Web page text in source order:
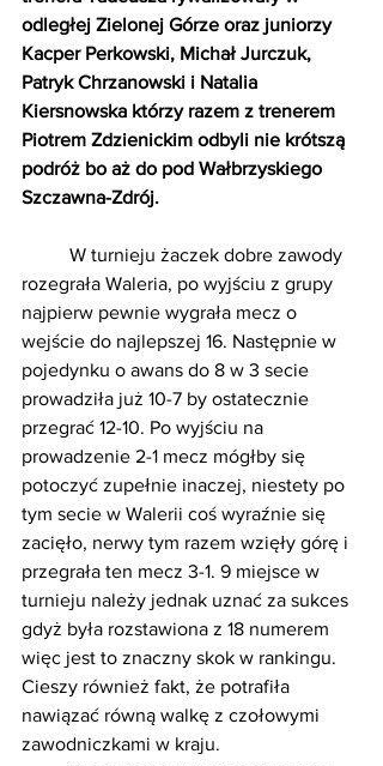
odległej Zielonej Górze oraz juniorzy
Kacper Perkowski, Michał Jurczuk,
Patryk Chrzanowski i Natalia
Kiersnowska którzy razem z trenerem
Piotrem Zdzienickim odbyli nie krótszą
podróż bo aż do pod Wałbrzyskiego
Szczawna-Zdrój.
rozegrała Waleria, po wyjściu z grupy
najpierw pewnie wygrała mecz o
wejście do najlepszej 16. Następnie w
pojedynku o awans do 8 w 3 secie
prowadziła już 10-7 by ostatecznie
przegrać 12-10. Po wyjściu na
prowadzenie 2-1 mecz mógłby się
potoczyć zupełnie inaczej, niestety po
tym secie w Walerii coś wyraźnie się
zacięło, nerwy tym razem wzięły górę i
przegrała ten mecz 3-1. 9 miejsce w
turnieju należy jednak uznać za sukces
gdyż była rozstawiona z 18 numerem
więc jest to znaczny skok w rankingu.
Cieszy również fakt, że potrafiła
nawiązać równą walkę z czołowymi
zawodniczkami w kraju.